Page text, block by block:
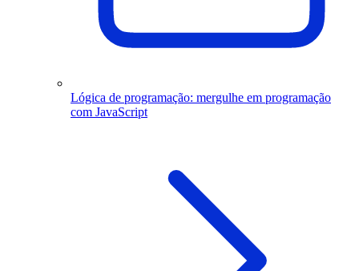
Lógica de programação: mergulhe em programação
com JavaScript